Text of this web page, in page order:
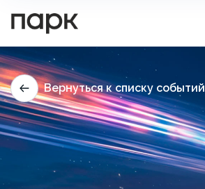
Вернуться к списку событий